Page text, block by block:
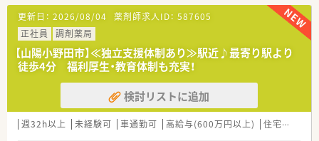
【募集背景と求める人物像について】
■地域医療への貢献度をさらに高めるための増員募集となって
おり、即戦力として活躍いただける薬剤師の方を募集していま
す。
■患者様一人ひとりに寄り添った丁寧な服薬指導ができる方や、
周囲のスタッフと円滑に連携が取れる方を求めています。
■正社員として腰を据えて働きたい方はもちろん、調剤経験を活
かして地域密着の環境で貢献したい方に最適な職場です。
【法人特徴について】
更新日： 2026/08/04 薬剤師求人ID： 587605
正社員
調剤薬局
【山陽小野田市】≪独立支援体制あり≫駅近♪最寄り駅より
徒歩4分 福利厚生・教育体制も充実！
検討リストに追加
週32h以上 未経験可 車通勤可 高給与(600万円以上) 住宅補助(手当)あり